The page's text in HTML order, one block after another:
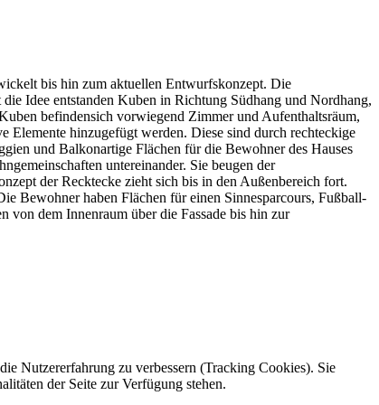
bis hin zum aktuellen Entwurfskonzept. Die
Idee entstanden Kuben in Richtung Südhang und Nordhang,
befindensich vorwiegend Zimmer und Aufenthaltsräum,
Elemente hinzugefügt werden. Diese sind durch rechteckige
und Balkonartige Flächen für die Bewohner des Hauses
untereinander. Sie beugen der
der Recktecke zieht sich bis in den Außenbereich fort.
Bewohner haben Flächen für einen Sinnesparcours, Fußball-
dem Innenraum über die Fassade bis hin zur
Nutzererfahrung zu verbessern (Tracking Cookies). Sie
der Seite zur Verfügung stehen.